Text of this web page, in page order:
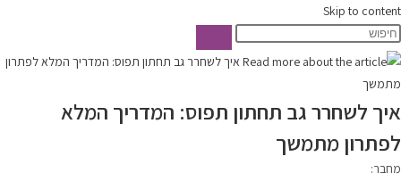
Skip to content
איך לשחרר גב תחתון תפוס: המדריך המלא
לפתרון מתמשך
מחבר: